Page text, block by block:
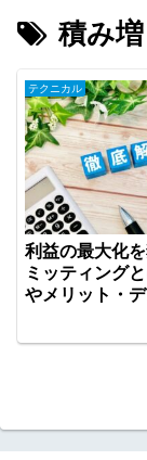
積み
テクニカル
利益の最大化
ミッティング
やメリット・